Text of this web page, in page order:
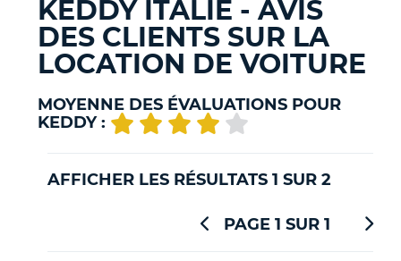
KEDDY ITALIE - AVIS
DES CLIENTS SUR LA
LOCATION DE VOITURE
MOYENNE DES ÉVALUATIONS POUR
KEDDY :
AFFICHER LES RÉSULTATS 1 SUR 2
PAGE 1 SUR 1